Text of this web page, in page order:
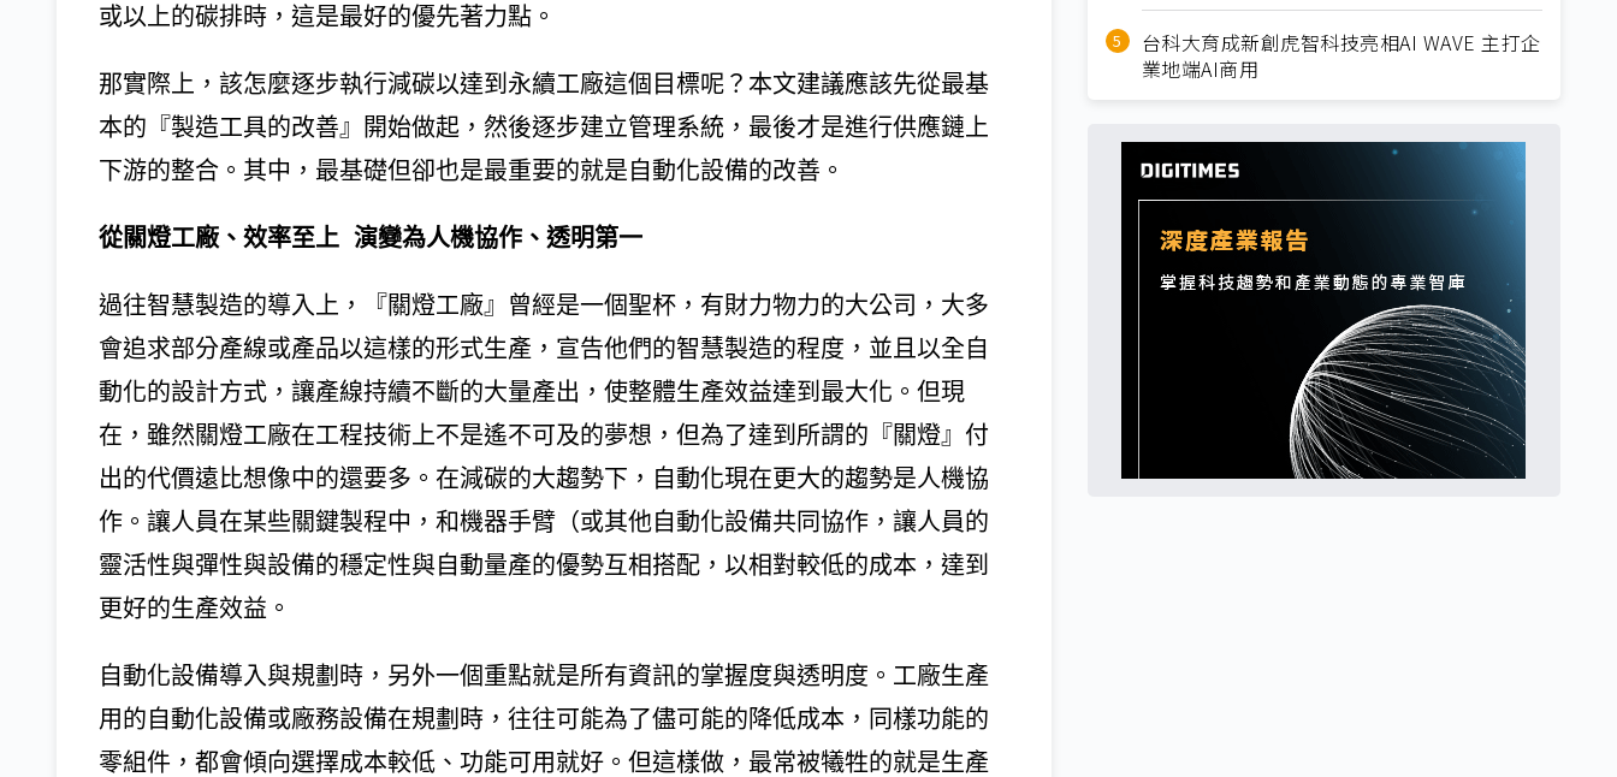
或以上的碳排時，這是最好的優先著力點。
那實際上，該怎麼逐步執行減碳以達到永續工廠這個目標呢？本文建議應該先從最基
本的『製造工具的改善』開始做起，然後逐步建立管理系統，最後才是進行供應鏈上
下游的整合。其中，最基礎但卻也是最重要的就是自動化設備的改善。
從關燈工廠、效率至上 演變為人機協作、透明第一
過往智慧製造的導入上，『關燈工廠』曾經是一個聖杯，有財力物力的大公司，大多
會追求部分產線或產品以這樣的形式生產，宣告他們的智慧製造的程度，並且以全自
動化的設計方式，讓產線持續不斷的大量產出，使整體生產效益達到最大化。但現
在，雖然關燈工廠在工程技術上不是遙不可及的夢想，但為了達到所謂的『關燈』付
出的代價遠比想像中的還要多。在減碳的大趨勢下，自動化現在更大的趨勢是人機協
作。讓人員在某些關鍵製程中，和機器手臂（或其他自動化設備共同協作，讓人員的
靈活性與彈性與設備的穩定性與自動量產的優勢互相搭配，以相對較低的成本，達到
更好的生產效益。
自動化設備導入與規劃時，另外一個重點就是所有資訊的掌握度與透明度。工廠生產
用的自動化設備或廠務設備在規劃時，往往可能為了儘可能的降低成本，同樣功能的
零組件，都會傾向選擇成本較低、功能可用就好。但這樣做，最常被犧牲的就是生產
台科大育成新創虎智科技亮相AI WAVE 主打企
業地端AI商用